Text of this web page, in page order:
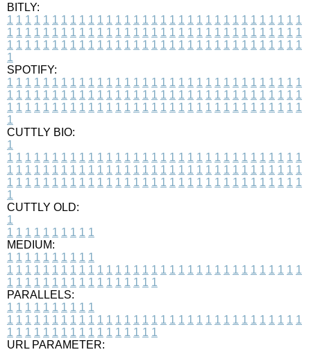
BITLY:
1 1 1 1 1 1 1 1 1 1 1 1 1 1 1 1 1 1 1 1 1 1 1 1 1 1 1 1 1 1 1 1 1
1 1 1 1 1 1 1 1 1 1 1 1 1 1 1 1 1 1 1 1 1 1 1 1 1 1 1 1 1 1 1 1 1
1 1 1 1 1 1 1 1 1 1 1 1 1 1 1 1 1 1 1 1 1 1 1 1 1 1 1 1 1 1 1 1 1
1
SPOTIFY:
1 1 1 1 1 1 1 1 1 1 1 1 1 1 1 1 1 1 1 1 1 1 1 1 1 1 1 1 1 1 1 1 1
1 1 1 1 1 1 1 1 1 1 1 1 1 1 1 1 1 1 1 1 1 1 1 1 1 1 1 1 1 1 1 1 1
1 1 1 1 1 1 1 1 1 1 1 1 1 1 1 1 1 1 1 1 1 1 1 1 1 1 1 1 1 1 1 1 1
1
CUTTLY BIO:
1
1 1 1 1 1 1 1 1 1 1 1 1 1 1 1 1 1 1 1 1 1 1 1 1 1 1 1 1 1 1 1 1 1
1 1 1 1 1 1 1 1 1 1 1 1 1 1 1 1 1 1 1 1 1 1 1 1 1 1 1 1 1 1 1 1 1
1 1 1 1 1 1 1 1 1 1 1 1 1 1 1 1 1 1 1 1 1 1 1 1 1 1 1 1 1 1 1 1 1
1
CUTTLY OLD:
1
1 1 1 1 1 1 1 1 1 1
MEDIUM:
1 1 1 1 1 1 1 1 1 1
1 1 1 1 1 1 1 1 1 1 1 1 1 1 1 1 1 1 1 1 1 1 1 1 1 1 1 1 1 1 1 1 1
1 1 1 1 1 1 1 1 1 1 1 1 1 1 1 1 1
PARALLELS:
1 1 1 1 1 1 1 1 1 1
1 1 1 1 1 1 1 1 1 1 1 1 1 1 1 1 1 1 1 1 1 1 1 1 1 1 1 1 1 1 1 1 1
1 1 1 1 1 1 1 1 1 1 1 1 1 1 1 1 1
URL PARAMETER: